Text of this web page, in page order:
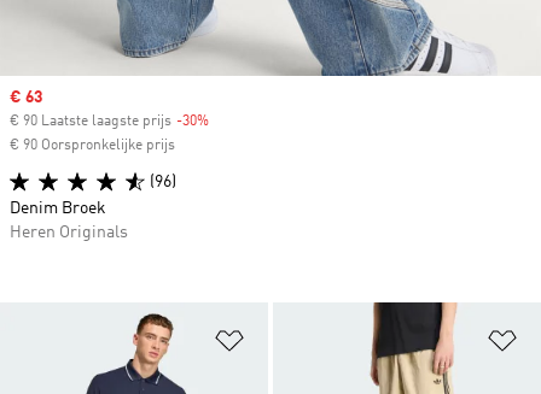
Op verlanglijst zetten
Sale price
€ 63
€ 90 Laatste laagste prijs -30%
€ 90 Oorspronkelijke prijs
(96)
Denim Broek
Heren Originals